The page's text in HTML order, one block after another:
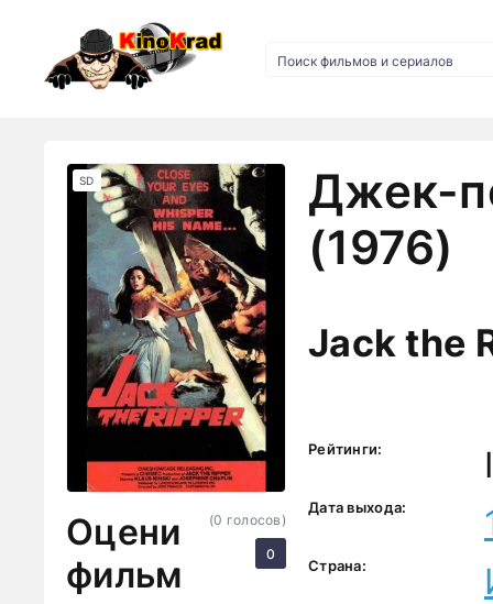
Джек-
(1976)
Jack the
SD
Оцени
фильм
(0 голосов)
0
Рейтинги:
Дата выхода:
Страна: